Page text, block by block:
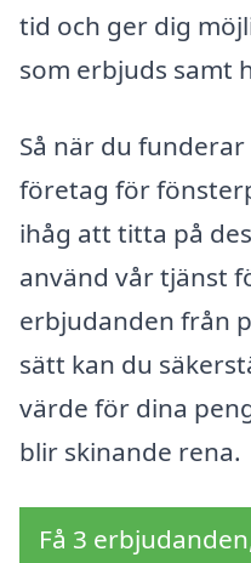
tid och ger dig
som erbjuds samt
Så när du
företag för
ihåg att titta på
använd vår tjänst
erbjudanden från
sätt kan du
värde för dina
blir skinande rena.
Få 3